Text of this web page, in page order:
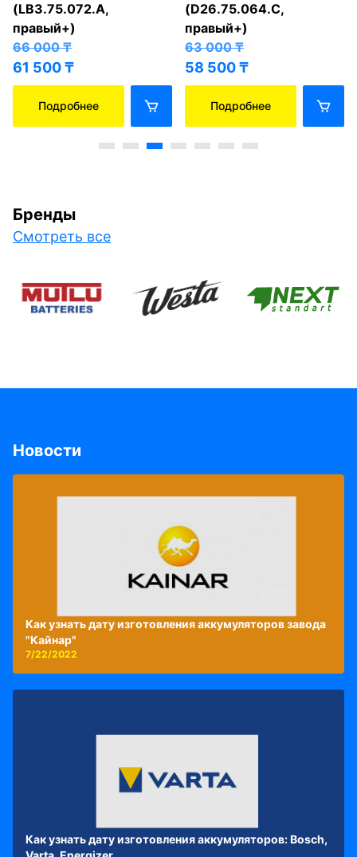
(LB3.75.072.A,
правый+)
66 000₸
61 500₸
Подробнее
(D26.75.064.C,
правый+)
63 000₸
58 500₸
Подробнее
Бренды
Смотреть все
Новости
Как узнать дату изготовления аккумуляторов завода
"Кайнар"
7/22/2022
Как узнать дату изготовления аккумуляторов: Bosch,